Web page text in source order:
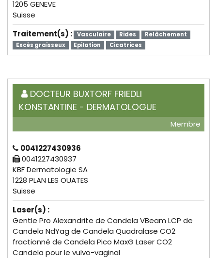
1205 GENEVE
Suisse
Traitement(s) :
Vasculaire Rides
Relâchement
Excès graisseux
Epilation Cicatrices
DOCTEUR BUXTORF FRIEDLI
KONSTANTINE - DERMATOLOGUE
Membre
0041227430936
0041227430937
KBF Dermatologie SA
1228 PLAN LES OUATES
Suisse
Laser(s) :
Gentle Pro Alexandrite de Candela VBeam LCP de
Candela NdYag de Candela Quadralase CO2
fractionné de Candela Pico MaxG Laser CO2
Candela pour le vulvo-vaginal